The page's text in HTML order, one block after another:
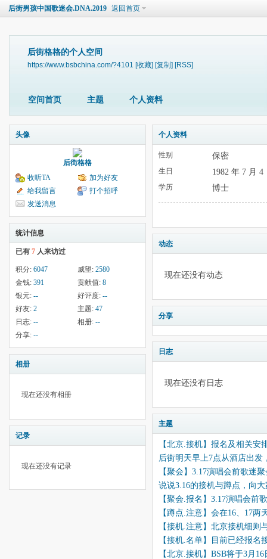
后街男孩中国歌迷会.DNA.2019 返回首页
后街格格的个人空间
https://www.bsbchina.com/?4101 [收藏] [复制] [RSS]
空间首页 主题 个人资料
头像
后街格格
收听TA
加为好友
给我留言
打个招呼
发送消息
统计信息
已有 7 人来访过
积分: 6047 威望: 2580
金钱: 391 贡献值: 8
银元: -- 好评度: --
好友: 2 主题: 47
日志: -- 相册: --
分享: --
相册
现在还没有相册
记录
现在还没有记录
个人资料
性别 保密
生日 1982 年 7 月 4
学历 博士
动态
现在还没有动态
分享
日志
现在还没有日志
主题
【北京.接机】报名及相关安
后街明天早上7点从酒店出
【聚会】3.17演唱会前歌迷
说说3.16的接机与蹲点，向
【聚会.报名】3.17演唱会前
【蹲点.注意】会在16、17
【接机.注意】北京接机细则
【接机.名单】目前已经报
【北京.接机】BSB将于3月